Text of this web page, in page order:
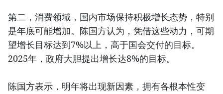
第二，消费领域，国内市场保持积极增长态势，特别
是年底可能增加。陈国方认为，凭借这些动力，可期
望增长目标达到7%以上，高于国会交付的目标。
2025年，政府大胆提出增长达8%的目标。
陈国方表示，明年将出现新因素，拥有各根本性变